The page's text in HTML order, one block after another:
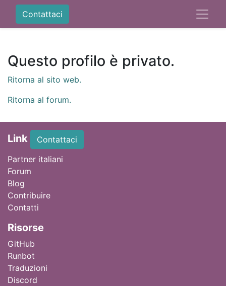
Contattaci
Questo profilo è privato.
Ritorna al sito web.
Ritorna al forum.
Link
Contattaci
Partner italiani
Forum
Blog
Contribuire
Contatti
Risorse
GitHub
Runbot
Traduzioni
Discord